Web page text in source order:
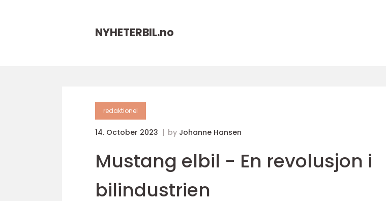
NYHETERBIL.no
redaktionel
14. October 2023 by Johanne Hansen
Mustang elbil - En revolusjon i
bilindustrien